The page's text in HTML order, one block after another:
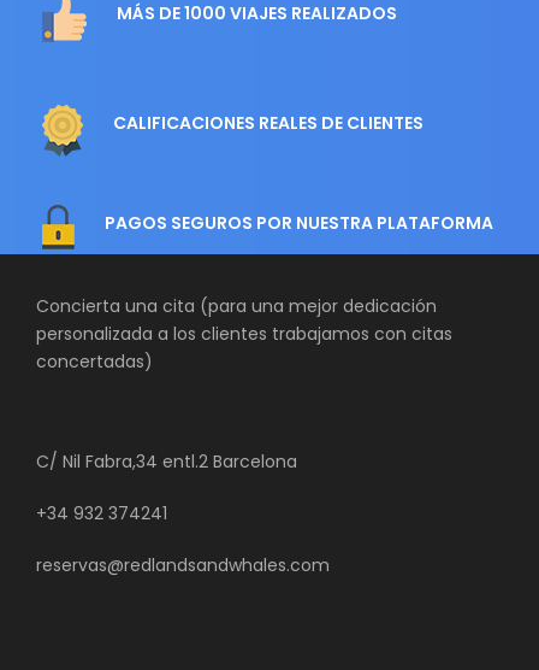
MÁS DE 1000 VIAJES REALIZADOS
CALIFICACIONES REALES DE CLIENTES
PAGOS SEGUROS POR NUESTRA PLATAFORMA
Concierta una cita (para una mejor dedicación
personalizada a los clientes trabajamos con citas
concertadas)
C/ Nil Fabra,34 entl.2 Barcelona
+34 932 374241
reservas@redlandsandwhales.com